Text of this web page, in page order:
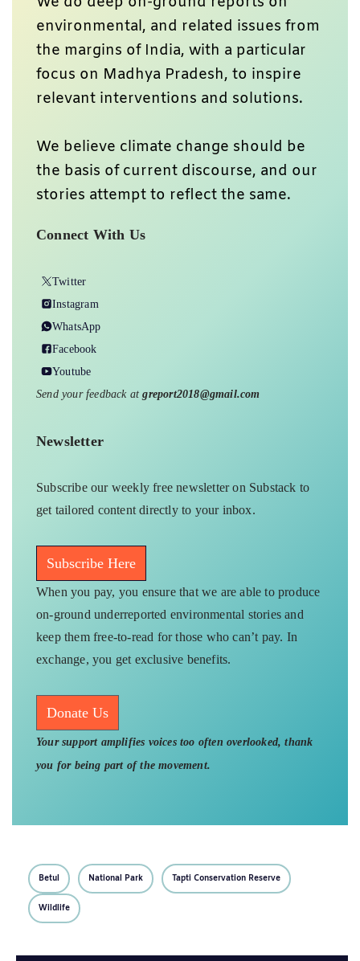
environmental, and related issues from
the margins of India, with a particular
focus on Madhya Pradesh, to inspire
relevant interventions and solutions.
We believe climate change should be
the basis of current discourse, and our
stories attempt to reflect the same.
Connect With Us
Twitter
Instagram
WhatsApp
Facebook
Youtube
Send your feedback atgreport2018@gmail.com
Newsletter
Subscribe our weekly free newsletter on Substack to
get tailored content directly to your inbox.
Subscribe Here
When you pay, you ensure that we are able to produce
on-ground underreported environmental stories and
keep them free-to-read for those who can’t pay. In
exchange, you get exclusive benefits.
Donate Us
Your support amplifies voices too often overlooked, thank
you for being part of the movement.
Betul National Park Tapti Conservation Reserve
Wildlife